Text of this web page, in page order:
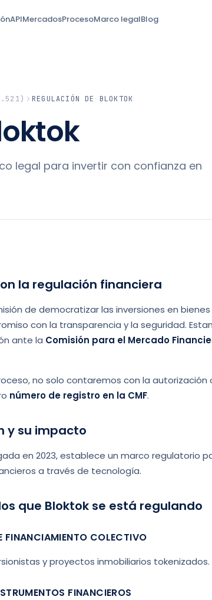
APIMercadosProcesoMarco legalBlog
REGULACIÓN DE BLOKTOK
legal para invertir con confianza en
la regulación financiera
de democratizar las inversiones en
con la transparencia y la seguridad.
ante la Comisión para el Mercado
no solo contaremos con la autorización
número de registro en la CMF.
y su impacto
en 2023, establece un marco regulatorio
a través de tecnología.
que Bloktok se está regulando
FINANCIAMIENTO COLECTIVO
y proyectos inmobiliarios tokenizados.
FINANCIEROS